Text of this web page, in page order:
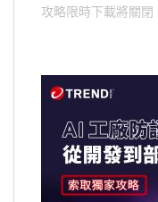
攻略限時下載將關閉